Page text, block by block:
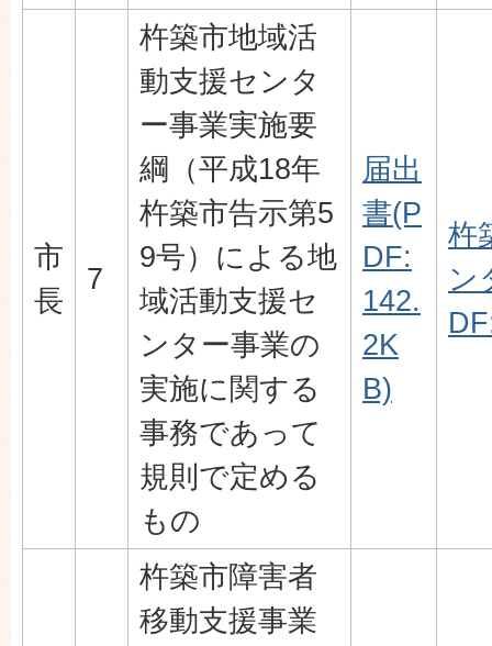
市
長
7
杵築市地域活
動支援センタ
ー事業実施要
綱（平成18年
杵築市告示第5
9号）による地
域活動支援セ
ンター事業の
実施に関する
事務であって
規則で定める
もの
届出
書(P
DF:
142.
2K
B)
杵
ン
杵築市障害者
移動支援事業